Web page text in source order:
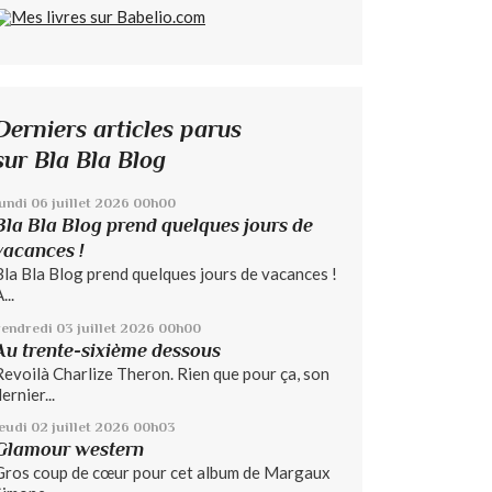
articles parus
Bla Bla Blog
06 juillet 2026 00h00
Bla Blog prend quelques jours de
!
Bla Blog prend quelques jours de vacances !
03 juillet 2026 00h00
trente-sixième dessous
Charlize Theron. Rien que pour ça, son
02 juillet 2026 00h03
western
coup de cœur pour cet album de Margaux